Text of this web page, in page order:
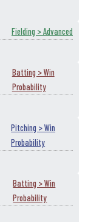
Fielding > Advanced
Batting > Win
Probability
Pitching > Win
Probability
Batting > Win
Probability